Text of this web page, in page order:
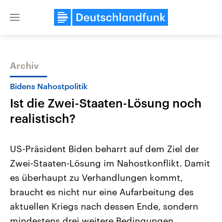
Close
Themen
Landtagswahl Sachsen-Anhalt
2026
Alle Informationen
Sachsen-Anhalt wählt am 6.
September 2026 einen neuen
Landtag. Seit 2021 wird das
Bundesland von einer Koalition aus
Aktuelle Beiträge,
Hintergründe
Wirtschaftlich und
gehören die Vereinigten
den mächtigsten Ländern
mit großem Einfluss auf
Archiv
Bidens Nahostpolitik
Ist die Zwei-Staaten-Lösung noch
realistisch?
US-Präsident Biden beharrt auf dem Ziel der
Zwei-Staaten-Lösung im Nahostkonflikt. Damit
es überhaupt zu Verhandlungen kommt,
braucht es nicht nur eine Aufarbeitung des
aktuellen Kriegs nach dessen Ende, sondern